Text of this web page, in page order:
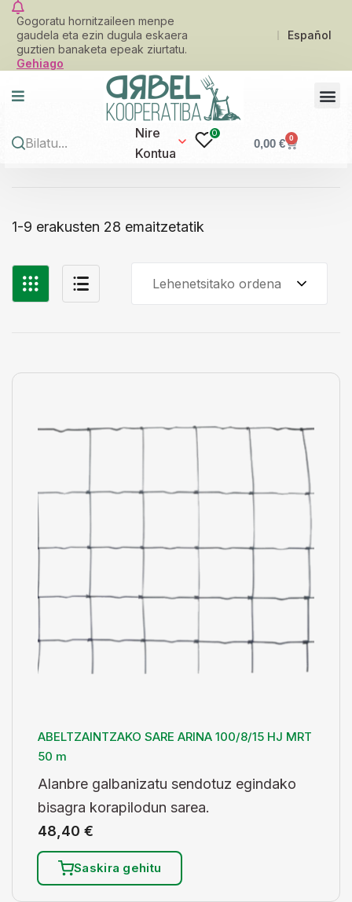
Gogoratu hornitzaileen menpe
gaudela eta ezin dugula eskaera
guztien banaketa epeak ziurtatu.
Gehiago
Español
Nire
Kontua
0
0,00€ 0
1-9 erakusten 28 emaitzetatik
Lehenetsitako ordena
ABELTZAINTZAKO SARE ARINA 100/8/15 HJ MRT
50 m
Alanbre galbanizatu sendotuz egindako
bisagra korapilodun sarea.
48,40 €
Saskira gehitu